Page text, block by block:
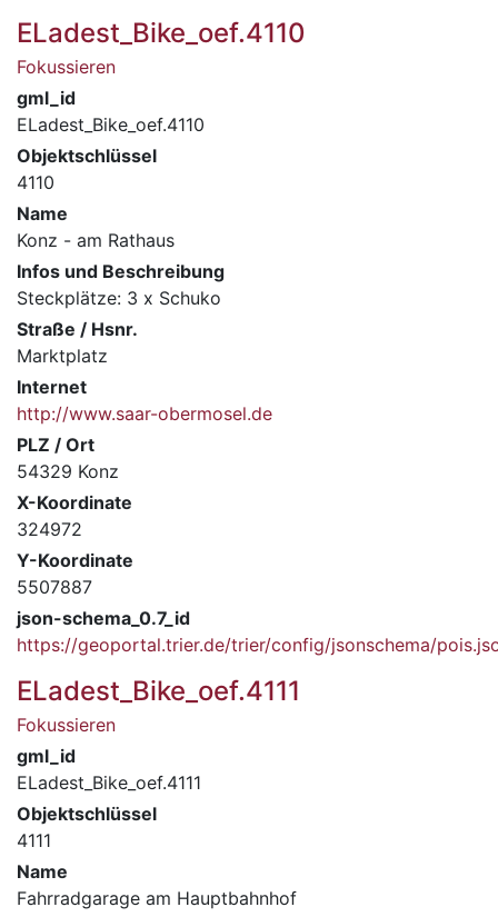
ELadest_Bike_oef.4110
Fokussieren
gml_id
ELadest_Bike_oef.4110
Objektschlüssel
4110
Name
Konz - am Rathaus
Infos und Beschreibung
Steckplätze: 3 x Schuko
Straße / Hsnr.
Marktplatz
Internet
http://www.saar-obermosel.de
PLZ / Ort
54329 Konz
X-Koordinate
324972
Y-Koordinate
5507887
json-schema_0.7_id
https://geoportal.trier.de/trier/config/jsonschema/
ELadest_Bike_oef.4111
Fokussieren
gml_id
ELadest_Bike_oef.4111
Objektschlüssel
4111
Name
Fahrradgarage am Hauptbahnhof